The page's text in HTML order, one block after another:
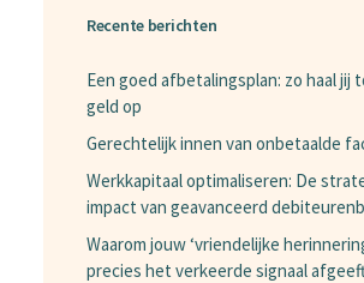
Recente berichten
Een goed afbetalingsplan: zo haal jij
geld op
Gerechtelijk innen van onbetaalde
Werkkapitaal optimaliseren: De
impact van geavanceerd
Waarom jouw ‘vriendelijke
precies het verkeerde signaal